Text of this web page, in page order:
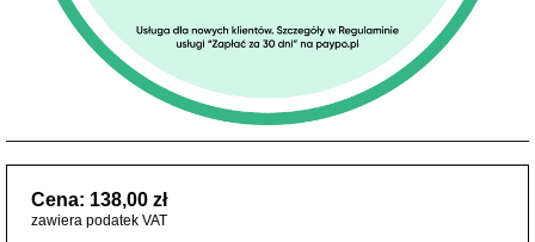
Cena: 138,00 zł
zawiera podatek VAT